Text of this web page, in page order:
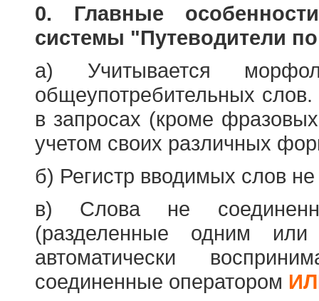
0. Главные
системы "Путеводители
а) Учитывается
общеупотребительных
в запросах (кроме
учетом своих различных
б) Регистр вводимых слов
в) Слова не
(разделенные одним или
автоматически
соединенные оператором